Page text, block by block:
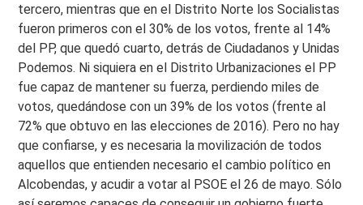
tercero, mientras que en el Distrito Norte los Socialistas
fueron primeros con el 30% de los votos, frente al 14%
del PP, que quedó cuarto, detrás de Ciudadanos y Unidas
Podemos. Ni siquiera en el Distrito Urbanizaciones el PP
fue capaz de mantener su fuerza, perdiendo miles de
votos, quedándose con un 39% de los votos (frente al
72% que obtuvo en las elecciones de 2016). Pero no hay
que confiarse, y es necesaria la movilización de todos
aquellos que entienden necesario el cambio político en
Alcobendas, y acudir a votar al PSOE el 26 de mayo. Sólo